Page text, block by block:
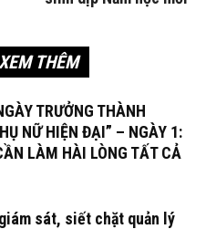
THÊM
TRƯỞNG THÀNH
NỮ HIỆN ĐẠI” – NGÀY 1:
LÀM HÀI LÒNG TẤT CẢ
sát, siết chặt quản lý